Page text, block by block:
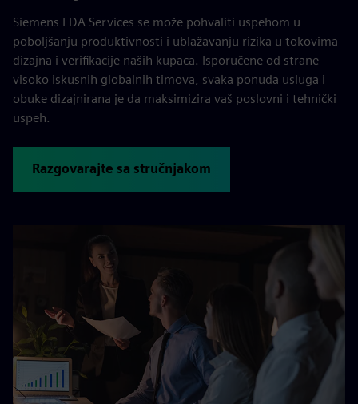
Siemens EDA Services se može pohvaliti uspehom u
poboljšanju produktivnosti i ublažavanju rizika u tokovima
dizajna i verifikacije naših kupaca. Isporučene od strane
visoko iskusnih globalnih timova, svaka ponuda usluga i
obuke dizajnirana je da maksimizira vaš poslovni i tehnički
uspeh.
Razgovarajte sa stručnjakom